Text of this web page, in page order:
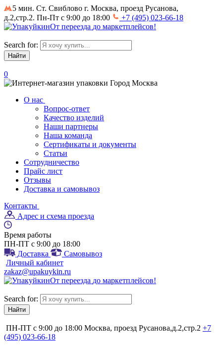
5 мин. Ст. Свиблово г. Москва, проезд Русанова,
д.2,стр.2. Пн-Пт с 9:00 до 18:00
+7 (495) 023-66-18
От переезда до маркетплейсов!
Search for:
0
Город Москва
О нас
Вопрос-ответ
Качество изделий
Наши партнеры
Наша команда
Сертификаты и документы
Статьи
Сотрудничество
Прайс лист
Отзывы
Доставка и самовывоз
Контакты
Адрес и схема проезда
Время работы
ПН-ПТ с 9:00 до 18:00
Доставка
Самовывоз
Личный кабинет
zakaz@upakuykin.ru
От переезда до маркетплейсов!
Search for:
ПН-ПТ с 9:00 до 18:00 Москва, проезд Русанова,д.2,стр.2 +7
(495) 023-66-18